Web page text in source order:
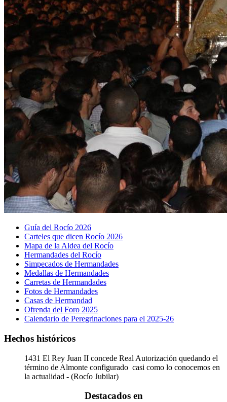
Guía del Rocío 2026
Carteles que dicen Rocío 2026
Mapa de la Aldea del Rocío
Hermandades del Rocío
Simpecados de Hermandades
Medallas de Hermandades
Carretas de Hermandades
Fotos de Hermandades
Casas de Hermandad
Ofrenda del Foro 2025
Calendario de Peregrinaciones para el 2025-26
Hechos históricos
1431 El Rey Juan II concede Real Autorización quedando el
término de Almonte configurado casi como lo conocemos en
la actualidad - (Rocío Jubilar)
Destacados en